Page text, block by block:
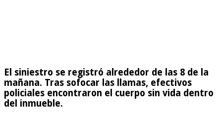
El siniestro se registró alrededor de las 8 de la
mañana. Tras sofocar las llamas, efectivos
policiales encontraron el cuerpo sin vida dentro
del inmueble.